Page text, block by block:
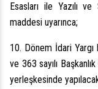
Esasları ile Yazılı
maddesi uyarınca;
10. Dönem İdari Yargı
ve 363 sayılı
yerleşkesinde